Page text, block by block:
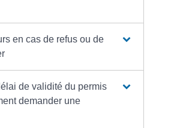
en cas de refus ou de
de validité du permis
demander une